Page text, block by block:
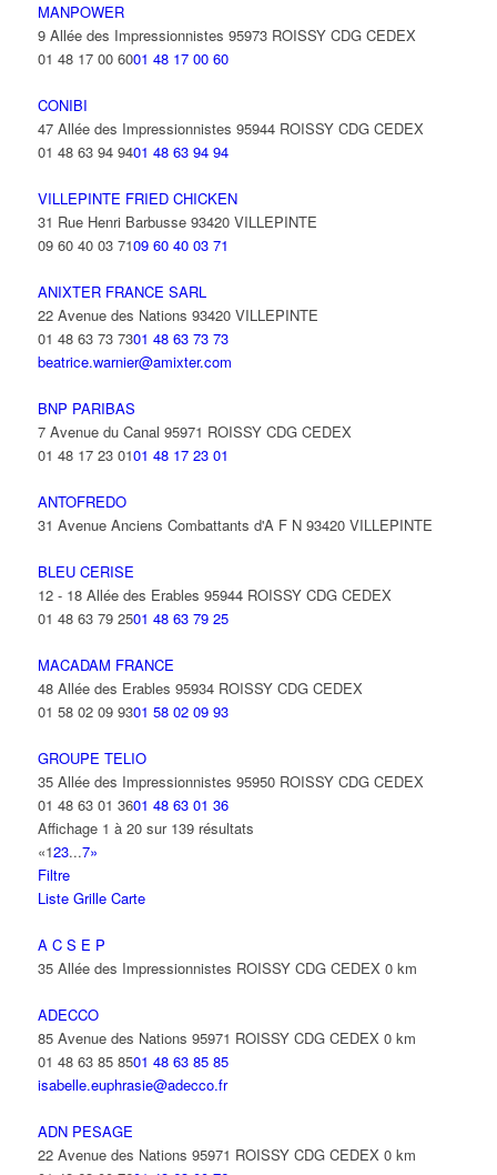
MANPOWER
9 Allée des Impressionnistes 95973 ROISSY CDG CEDEX
01 48 17 00 6001 48 17 00 60
CONIBI
47 Allée des Impressionnistes 95944 ROISSY CDG CEDEX
01 48 63 94 9401 48 63 94 94
VILLEPINTE FRIED CHICKEN
31 Rue Henri Barbusse 93420 VILLEPINTE
09 60 40 03 7109 60 40 03 71
ANIXTER FRANCE SARL
22 Avenue des Nations 93420 VILLEPINTE
01 48 63 73 7301 48 63 73 73
beatrice.warnier@amixter.com
BNP PARIBAS
7 Avenue du Canal 95971 ROISSY CDG CEDEX
01 48 17 23 0101 48 17 23 01
ANTOFREDO
31 Avenue Anciens Combattants d'A F N 93420 VILLEPINTE
BLEU CERISE
12 - 18 Allée des Erables 95944 ROISSY CDG CEDEX
01 48 63 79 2501 48 63 79 25
MACADAM FRANCE
48 Allée des Erables 95934 ROISSY CDG CEDEX
01 58 02 09 9301 58 02 09 93
GROUPE TELIO
35 Allée des Impressionnistes 95950 ROISSY CDG CEDEX
01 48 63 01 3601 48 63 01 36
Affichage 1 à 20 sur 139 résultats
«123...7»
Filtre
Liste Grille Carte
A C S E P
35 Allée des Impressionnistes ROISSY CDG CEDEX 0 km
ADECCO
85 Avenue des Nations 95971 ROISSY CDG CEDEX 0 km
01 48 63 85 8501 48 63 85 85
isabelle.euphrasie@adecco.fr
ADN PESAGE
22 Avenue des Nations 95971 ROISSY CDG CEDEX 0 km